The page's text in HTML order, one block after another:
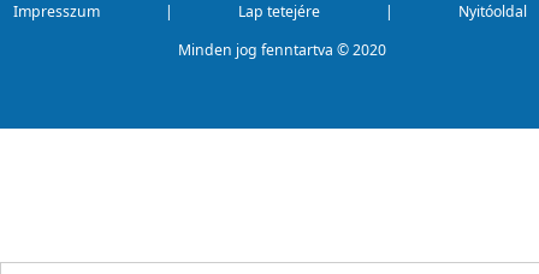
Impresszum | Lap tetejére |
Nyitóoldal
Minden jog fenntartva ©2020